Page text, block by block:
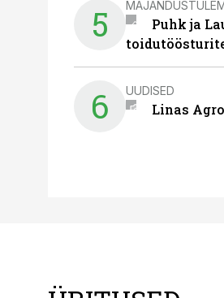
5
Puhk ja
6 UUDISED
Linas